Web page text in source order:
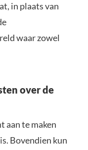
in plaats van
waar zowel
over de
aan te maken
Bovendien kun